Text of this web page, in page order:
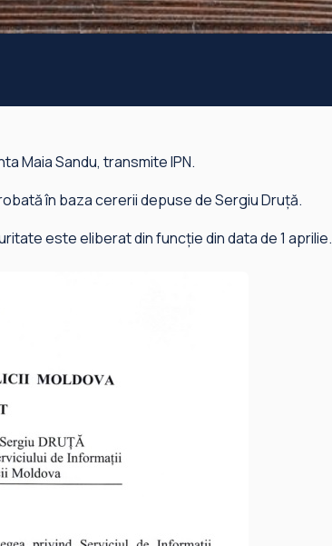
Maia Sandu, transmite IPN.
în baza cererii depuse de Sergiu Druță.
este eliberat din funcție din data de 1 aprilie.